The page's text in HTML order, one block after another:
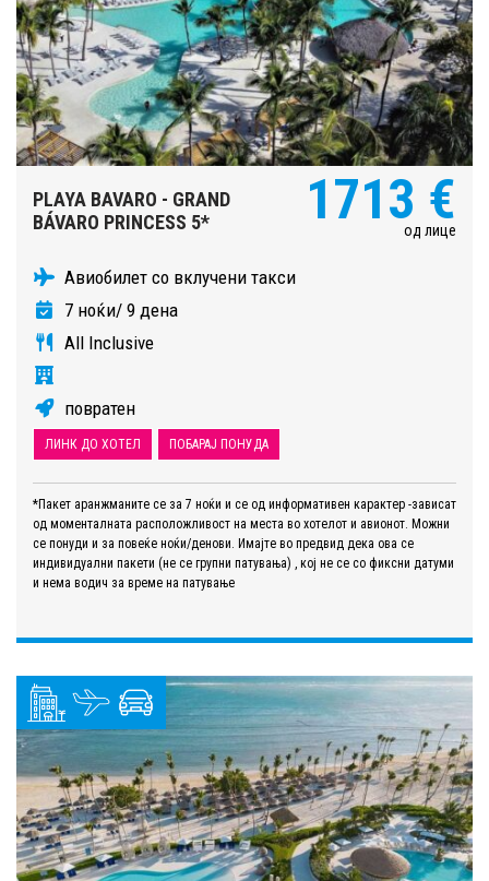
PLAYA BAVARO - GRAND
BÁVARO PRINCESS 5*
1713 €
од лице
Авиобилет со вклучени такси
7 ноќи/ 9 дена
All Inclusive
повратен
ЛИНК ДО ХОТЕЛ ПОБАРАЈ ПОНУДА
*Пакет аранжманите се за 7 ноќи и се од информативен карактер -зависат
од моменталната расположливост на места во хотелот и авионот. Можни
се понуди и за повеќе ноќи/денови. Имајте во предвид дека ова се
индивидуални пакети (не се групни патувања) , кој не се со фиксни датуми
и нема водич за време на патување